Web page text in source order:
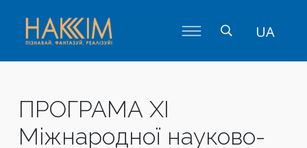
UA
ПРОГРАМА ХІ
Міжнародної науково-